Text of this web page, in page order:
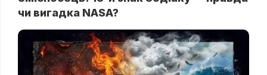
чи вигадка NASA?